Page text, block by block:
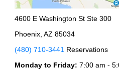
4600 E Washington St Ste 300
Phoenix, AZ 85034
(480) 710-3441 Reservations
Monday to Friday: 7:00 am -